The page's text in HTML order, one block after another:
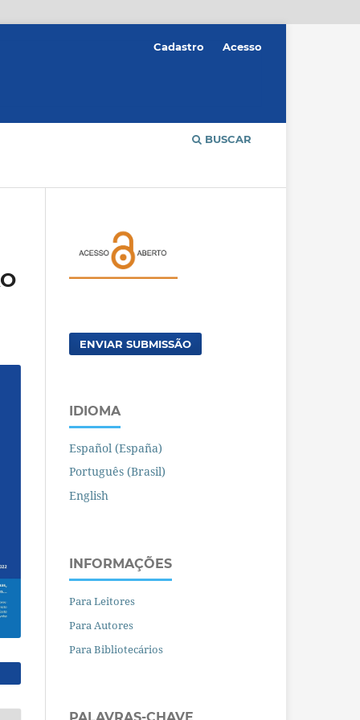
BUSCAR
Cadastro Acesso
ENVIAR SUBMISSÃO
IDIOMA
Español (España)
Português (Brasil)
English
INFORMAÇÕES
Para Leitores
Para Autores
Para Bibliotecários